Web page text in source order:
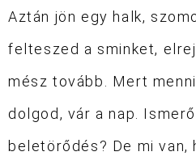
Aztán jön egy halk,
felteszed a sminket,
mész tovább. Mert
dolgod, vár a nap.
beletörődés? De mi van,